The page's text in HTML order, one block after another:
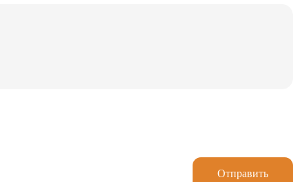
Отправить